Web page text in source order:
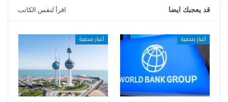
قد يعجبك ايضا اقرأ لنفس الكاتب
أخبار صحفية أخبار صحفية